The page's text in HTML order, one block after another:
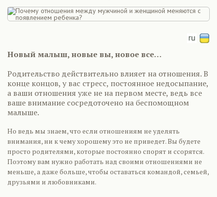
Новый малыш, новые вы, новое все…
Родительство действительно влияет на отношения. В
конце концов, у вас стресс, постоянное недосыпание,
а ваши отношения уже не на первом месте, ведь все
ваше внимание сосредоточено на беспомощном
малыше.
Но ведь мы знаем, что если отношениям не уделять
внимания, ни к чему хорошему это не приведет. Вы будете
просто родителями, которые постоянно спорят и ссорятся.
Поэтому вам нужно работать над своими отношениями не
меньше, а даже больше, чтобы оставаться командой, семьей,
друзьями и любовниками.